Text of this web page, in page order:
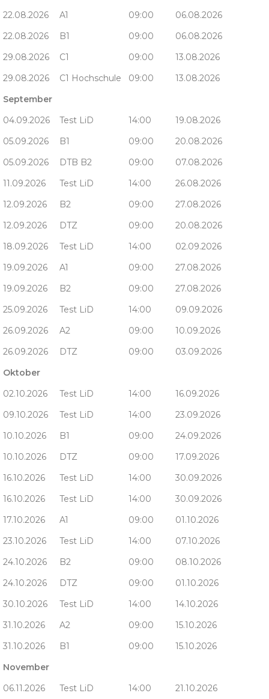
22.08.2026
A1 09:00
06.08.2026
22.08.2026
B1 09:00
06.08.2026
29.08.2026
C1 09:00
13.08.2026
29.08.2026
C1 Hochschule 09:00
13.08.2026
September
04.09.2026
Test LiD 14:00
19.08.2026
05.09.2026
B1 09:00
20.08.2026
05.09.2026
DTB B2 09:00
07.08.2026
11.09.2026
Test LiD 14:00
26.08.2026
12.09.2026
B2 09:00
27.08.2026
12.09.2026
DTZ 09:00
20.08.2026
18.09.2026
Test LiD 14:00
02.09.2026
19.09.2026
A1 09:00
27.08.2026
19.09.2026
B2 09:00
27.08.2026
25.09.2026
Test LiD 14:00
09.09.2026
26.09.2026
A2 09:00
10.09.2026
26.09.2026
DTZ 09:00
03.09.2026
Oktober
02.10.2026
Test LiD 14:00
16.09.2026
09.10.2026
Test LiD 14:00
23.09.2026
10.10.2026
B1 09:00
24.09.2026
10.10.2026
DTZ 09:00
17.09.2026
16.10.2026
Test LiD 14:00
30.09.2026
16.10.2026
Test LiD 14:00
30.09.2026
17.10.2026
A1 09:00
01.10.2026
23.10.2026
Test LiD 14:00
07.10.2026
24.10.2026
B2 09:00
08.10.2026
24.10.2026
DTZ 09:00
01.10.2026
30.10.2026
Test LiD 14:00
14.10.2026
31.10.2026
A2 09:00
15.10.2026
31.10.2026
B1 09:00
15.10.2026
November
06.11.2026
Test LiD 14:00
21.10.2026